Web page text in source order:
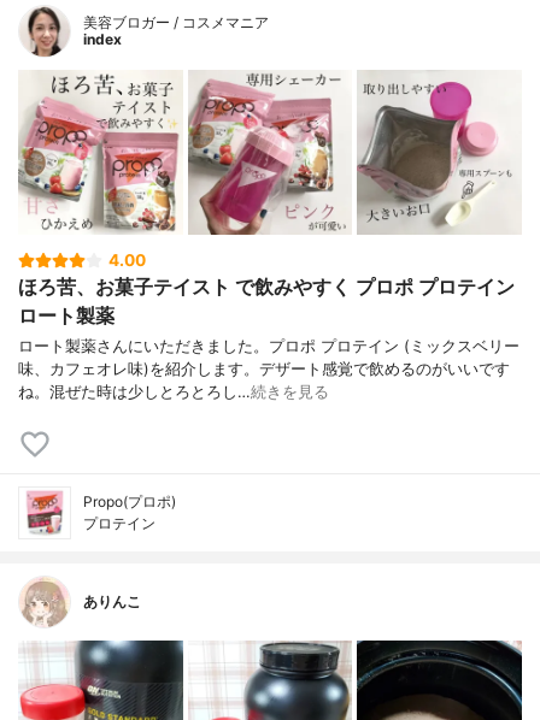
美容ブロガー / コスメマニア
index
4.00
ほろ苦、お菓子テイスト で飲みやすく プロポ プロテイン
ロート製薬
ロート製薬さんにいただきました。プロポ プロテイン (ミックスベリー
味、カフェオレ味)を紹介します。デザート感覚で飲めるのがいいです
ね。混ぜた時は少しとろとろし…続きを見る
Propo(プロポ)
プロテイン
ありんこ